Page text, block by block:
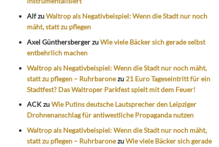
AlfzuWaltrop als Negativbeispiel: Wenn die Stadt nur noch
mäht, statt zu pflegen
Axel GünthersbergerzuWie viele Bäcker sich gerade selbst
entbehrlich machen
Waltrop als Negativbeispiel: Wenn die Stadt nur noch mäht,
statt zu pflegen – Ruhrbaronezu 21 Euro Tageseintritt für ein
Stadtfest? Das Waltroper Parkfest spielt mit dem Feuer!
ACKzuWie Putins deutsche Lautsprecher den Leipziger
Drohnenanschlag für antiwestliche Propaganda nutzen
Waltrop als Negativbeispiel: Wenn die Stadt nur noch mäht,
statt zu pflegen – RuhrbaronezuWie viele Bäcker sich gerade